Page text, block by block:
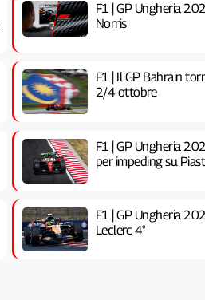
F1 | GP Ungheria
Norris
F1 | Il GP Bahrain
2/4 ottobre
F1 | GP Ungheria
per impeding su
F1 | GP Ungheria
Leclerc 4°